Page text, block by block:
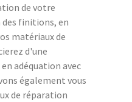
de votre
finitions, en
matériaux de
d'une
adéquation avec
également vous
de réparation